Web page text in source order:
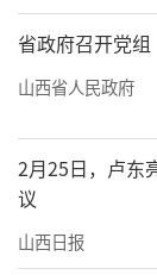
省政府召开党
山西省人民政府
2月25日，卢东
议
山西日报